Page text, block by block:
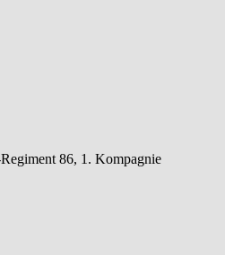
86, 1. Kompagnie